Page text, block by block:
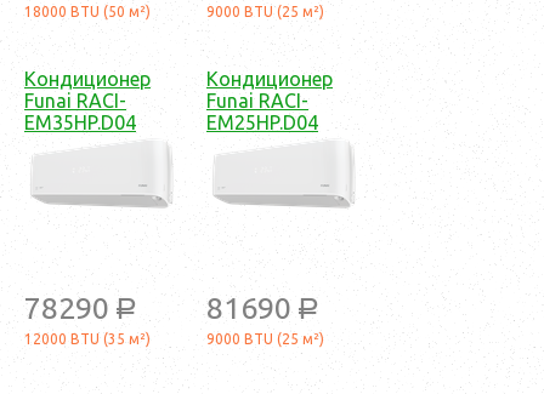
18000 BTU (50 м²) 9000 BTU (25 м²)
Кондиционер
Funai RACI-
EM35HP.D04
78290 a
12000 BTU (35 м²)
Кондиционер
Funai RACI-
EM25HP.D04
81690 a
9000 BTU (25 м²)